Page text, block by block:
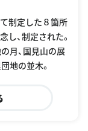
制定した８箇所
し、制定された。
月、国見山の展
地の並木。